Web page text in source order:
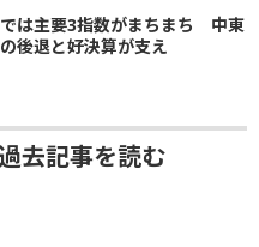
では主要3指数がまちまち 中東
後退と好決算が支え
去記事を読む